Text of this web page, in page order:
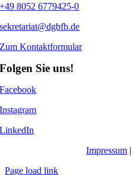
+49 8052 6779425-0
sekretariat@dgbfb.de
Zum Kontaktformular
Folgen Sie uns!
Facebook
Instagram
LinkedIn
Impressum |
Page load link